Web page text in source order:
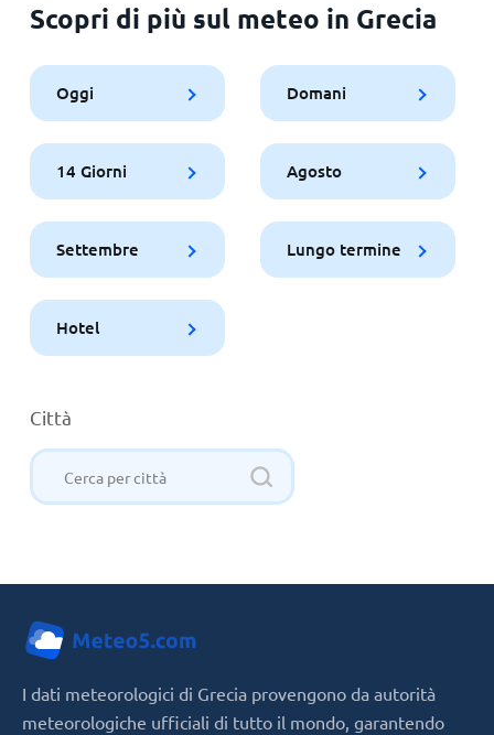
Scopri di più sul meteo in Grecia
Oggi Domani
14 Giorni Agosto
Settembre Lungo termine
Hotel
Città
I dati meteorologici di Grecia provengono da autorità
meteorologiche ufficiali di tutto il mondo, garantendo